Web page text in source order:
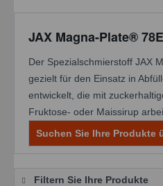
JAX Magna-Plate® 78E
Der Spezialschmierstoff JAX
gezielt für den Einsatz in
entwickelt, die mit
Fruktose- oder Maissirup
Suchen Sie Ihre Produkte
Filtern Sie Ihre Produkte